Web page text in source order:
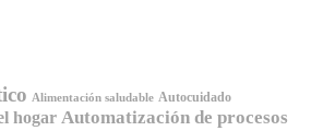
Alimentación saludable Autocuidado
hogar Automatización de procesos